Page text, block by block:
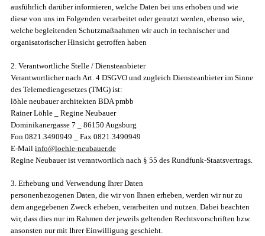
ausführlich darüber informieren, welche Daten bei uns erhoben und wie
diese von uns im Folgenden verarbeitet oder genutzt werden, ebenso wie,
welche begleitenden Schutzmaßnahmen wir auch in technischer und
organisatorischer Hinsicht getroffen haben
2. Verantwortliche Stelle / Diensteanbieter
Verantwortlicher nach Art. 4 DSGVO und zugleich Diensteanbieter im Sinne
des Telemediengesetzes (TMG) ist:
löhle neubauer architekten BDA pmbb
Rainer Löhle _ Regine Neubauer
Dominikanergasse 7 _ 86150 Augsburg
Fon 0821.3490949 _ Fax 0821.3490949
E-Mail info@loehle-neubauer.de
Regine Neubauer ist verantwortlich nach § 55 des Rundfunk-Staatsvertrags.
3. Erhebung und Verwendung Ihrer Daten
personenbezogenen Daten, die wir von Ihnen erheben, werden wir nur zu
dem angegebenen Zweck erheben, verarbeiten und nutzen. Dabei beachten
wir, dass dies nur im Rahmen der jeweils geltenden Rechtsvorschriften bzw.
ansonsten nur mit Ihrer Einwilligung geschieht.